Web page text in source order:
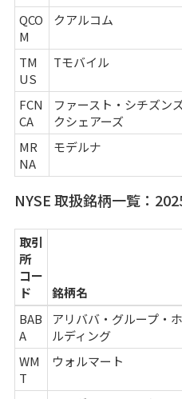
QCO
M
クアルコム
TM
US
Tモバイル
FCN
CA
ファースト・シチズン
クシェアーズ
MR
NA
モデルナ
NYSE 取扱銘柄一覧：
取引
所
コー
ド
銘柄名
BAB
A
アリババ・グループ・
ルディング
WM
T
ウォルマート